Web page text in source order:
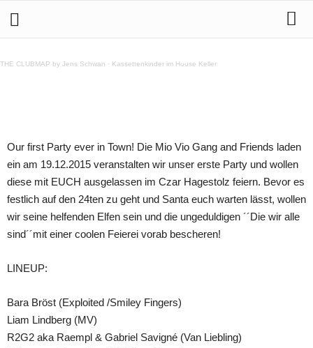
THE CLUBMAP by Jens Schwan · Kassettenkinder im House Keller
Our first Party ever in Town! Die Mio Vio Gang and Friends laden
ein am 19.12.2015 veranstalten wir unser erste Party und wollen
diese mit EUCH ausgelassen im Czar Hagestolz feiern. Bevor es
festlich auf den 24ten zu geht und Santa euch warten lässt, wollen
wir seine helfenden Elfen sein und die ungeduldigen ´´Die wir alle
sind´´mit einer coolen Feierei vorab bescheren!
LINEUP:
Bara Bröst (Exploited /Smiley Fingers)
Liam Lindberg (MV)
R2G2 aka Raempl & Gabriel Savigné (Van Liebling)